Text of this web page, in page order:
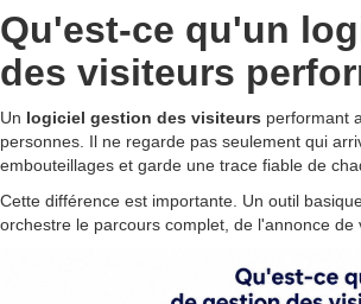
Qu'est-ce qu'un
des visiteurs
Un logiciel gestion des visiteurs performant
personnes. Il ne regarde pas seulement qui
embouteillages et garde une trace fiable de
Cette différence est importante. Un outil
orchestre le parcours complet, de l'annonce